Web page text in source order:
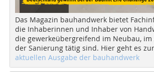
Das Magazin bauhandwerk bietet
die Inhaberinnen und Inhaber von
die gewerkeübergreifend im Neubau,
der Sanierung tätig sind. Hier geht es zur
aktuellen Ausgabe der bauhandwerk